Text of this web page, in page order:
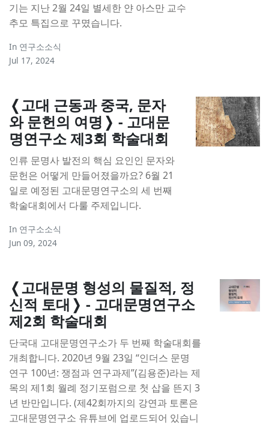
기는 지난 2월 24일 별세한 얀 아스만 교수
추모 특집으로 꾸몄습니다.
In 연구소소식
Jul 17, 2024
❬고대 근동과 중국, 문자
와 문헌의 여명❭ - 고대문
명연구소 제3회 학술대회
인류 문명사 발전의 핵심 요인인 문자와
문헌은 어떻게 만들어졌을까요? 6월 21
일로 예정된 고대문명연구소의 세 번째
학술대회에서 다룰 주제입니다.
In 연구소소식
Jun 09, 2024
❬고대문명 형성의 물질적, 정
신적 토대❭ - 고대문명연구소
제2회 학술대회
단국대 고대문명연구소가 두 번째 학술대회를
개최합니다. 2020년 9월 23일 “인더스 문명
연구 100년: 쟁점과 연구과제”(김용준)라는 제
목의 제1회 월례 정기포럼으로 첫 삽을 뜬지 3
년 반만입니다. (제42회까지의 강연과 토론은
고대문명연구소 유튜브에 업로드되어 있습니